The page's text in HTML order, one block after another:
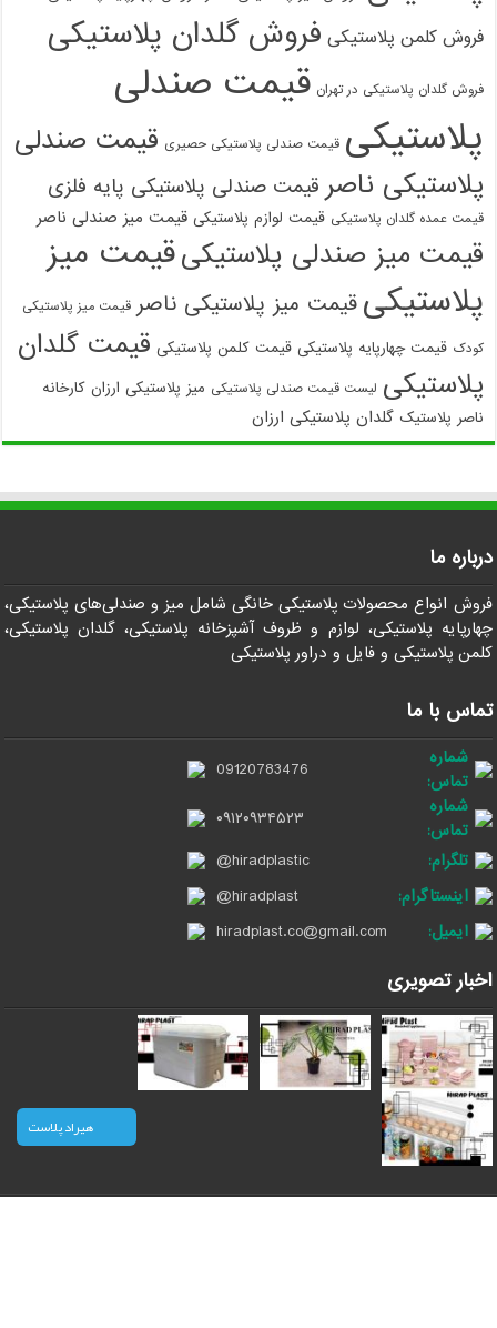
فروش کلمن پلاستیکی فروش گلدان پلاستیکی
فروش گلدان پلاستیکی در تهران قیمت صندلی
پلاستیکی قیمت صندلی پلاستیکی حصیری قیمت صندلی
پلاستیکی ناصر قیمت صندلی پلاستیکی پایه فلزی
قیمت عمده گلدان پلاستیکی قیمت لوازم پلاستیکی قیمت میز صندلی ناصر
قیمت میز صندلی پلاستیکیقیمت میز
پلاستیکی قیمت میز پلاستیکی ناصر قیمت میز پلاستیکی
کودک قیمت چهارپایه پلاستیکی قیمت کلمن پلاستیکی قیمت گلدان
پلاستیکی لیست قیمت صندلی پلاستیکی میز پلاستیکی ارزان کارخانه
ناصر پلاستیک گلدان پلاستیکی ارزان
درباره ما
فروش انواع محصولات پلاستیکی خانگی شامل میز و صندلی‌های پلاستیکی،
چهارپایه پلاستیکی، لوازم و ظروف آشپزخانه پلاستیکی، گلدان پلاستیکی،
کلمن پلاستیکی و فایل و دراور پلاستیکی
تماس با ما
شماره
تماس:
09120783476
شماره
تماس:
۰۹۱۲۰۹۳۴۵۲۳
تلگرام:
@hiradplastic
اینستاگرام:
@hiradplast
ایمیل:
hiradplast.co@gmail.com
اخبار تصویری
هیراد پلاست